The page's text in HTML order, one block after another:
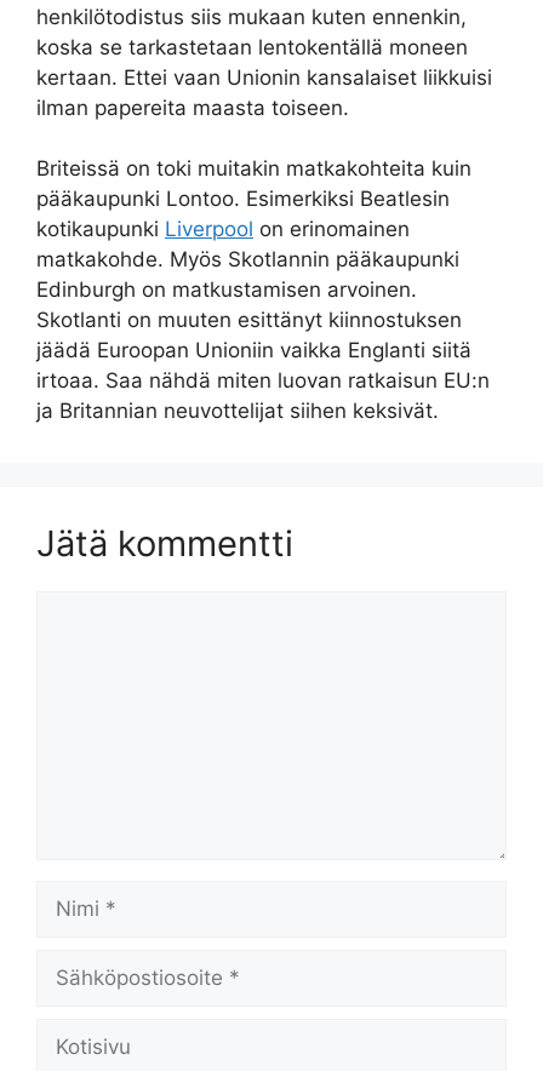
henkilötodistus siis mukaan kuten ennenkin,
koska se tarkastetaan lentokentällä moneen
kertaan. Ettei vaan Unionin kansalaiset liikkuisi
ilman papereita maasta toiseen.
Briteissä on toki muitakin matkakohteita kuin
pääkaupunki Lontoo. Esimerkiksi Beatlesin
kotikaupunki Liverpool on erinomainen
matkakohde. Myös Skotlannin pääkaupunki
Edinburgh on matkustamisen arvoinen.
Skotlanti on muuten esittänyt kiinnostuksen
jäädä Euroopan Unioniin vaikka Englanti siitä
irtoaa. Saa nähdä miten luovan ratkaisun EU:n
ja Britannian neuvottelijat siihen keksivät.
Jätä kommentti
Nimi
Sähköpostiosoite
Kotisivu